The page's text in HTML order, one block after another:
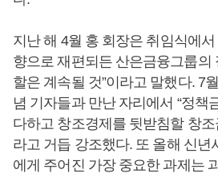
지난 해 4월 홍 회장은 취임식에
향으로 재편되든 산은금융그룹의
할은 계속될 것”이라고 말했다. 7
념 기자들과 만난 자리에서 “정책
다하고 창조경제를 뒷받침할 창조
라고 거듭 강조했다. 또 올해 신년
에게 주어진 가장 중요한 과제는